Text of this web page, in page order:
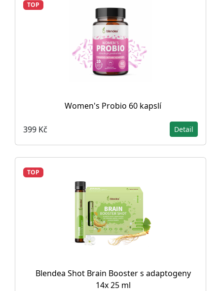
TOP
Women's Probio 60 kapslí
399 Kč Detail
TOP
Blendea Shot Brain Booster s adaptogeny
14x 25 ml